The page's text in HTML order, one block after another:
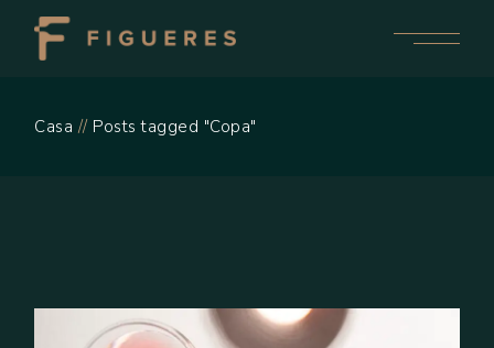
content
Casa Posts tagged "Copa"